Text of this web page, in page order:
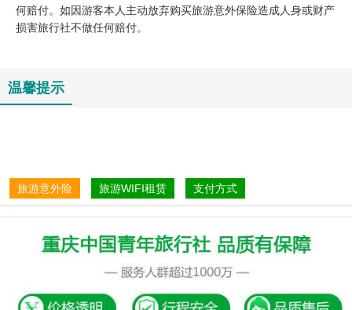
何赔付。如因游客本人主动放弃购买旅游意外保险造成人身或财产
损害旅行社不做任何赔付。
温馨提示
旅游意外险 旅游WIFI租赁 支付方式